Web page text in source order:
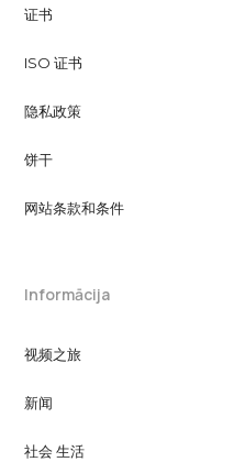
证书
ISO 证书
隐私政策
饼干
网站条款和条件
Informācija
视频之旅
新闻
社会 生活